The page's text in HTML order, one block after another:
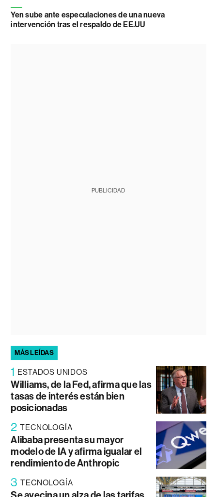
Yen sube ante especulaciones de una nueva
intervención tras el respaldo de EE.UU
PUBLICIDAD
MÁS LEÍDAS
1 ESTADOS UNIDOS
Williams, de la Fed, afirma que las
tasas de interés están bien
posicionadas
2 TECNOLOGÍA
Alibaba presenta su mayor
modelo de IA y afirma igualar el
rendimiento de Anthropic
3 TECNOLOGÍA